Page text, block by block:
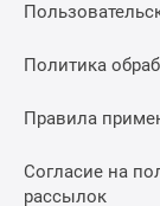
Политика
Правила
Согласие на
рассылок